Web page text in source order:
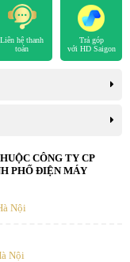
Liên hệ thanh
toán
Trả góp
với HD Saigon
CÔNG TY CP
PHỐ ĐIỆN MÁY
Nội
Nội